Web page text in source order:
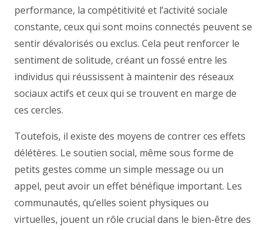
performance, la compétitivité et l’activité sociale
constante, ceux qui sont moins connectés peuvent se
sentir dévalorisés ou exclus. Cela peut renforcer le
sentiment de solitude, créant un fossé entre les
individus qui réussissent à maintenir des réseaux
sociaux actifs et ceux qui se trouvent en marge de
ces cercles.
Toutefois, il existe des moyens de contrer ces effets
délétères. Le soutien social, même sous forme de
petits gestes comme un simple message ou un
appel, peut avoir un effet bénéfique important. Les
communautés, qu’elles soient physiques ou
virtuelles, jouent un rôle crucial dans le bien-être des